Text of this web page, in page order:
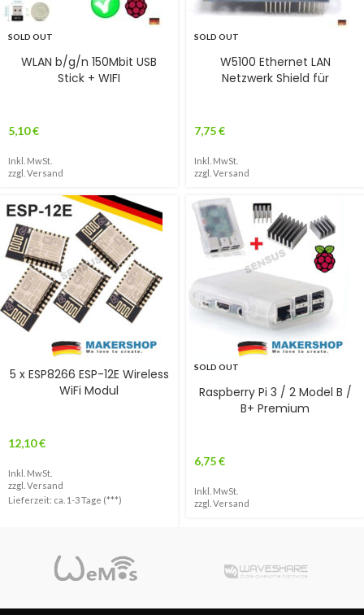
SOLD OUT
WLAN b/g/n 150Mbit USB
Stick + WIFI
5,10€
Inkl. MwSt.
zzgl. Versand
SOLD OUT
W5100 Ethernet LAN
Netzwerk Shield für
7,75€
Inkl. MwSt.
zzgl. Versand
5 x ESP8266 ESP-12E Wireless
WiFi Modul
12,10€
Inkl. MwSt.
zzgl. Versand
Lieferzeit: ca. 1-3 Tage (***)
SOLD OUT
Raspberry Pi 3 / 2 Model B /
B+ Premium
6,75€
Inkl. MwSt.
zzgl. Versand